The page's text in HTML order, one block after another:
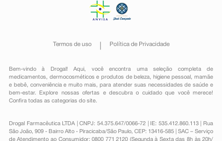
Termos de uso Política de Privacidade
Bem-vindo à Drogal! Aqui, você encontra uma seleção completa de
medicamentos , dermocosméticos e produtos de beleza, higiene pessoal ,mamãe
e bebê, conveniênciae muito mais, para atender suas necessidades de saúde e
bem-estar. Explore nossas ofertas e descubra o cuidado que você merece!
Confira todas as categorias do site.
Drogal Farmacêutica LTDA | CNPJ: 54.375.647/0066-72 | IE: 535.412.860.113 | Rua
São João, 909 - Bairro Alto - Piracicaba/São Paulo, CEP: 13416-585 | SAC – Serviço
de Atendimento ao Consumidor: 0800 771 2120 (Segunda à Sexta das 8h às 20h/